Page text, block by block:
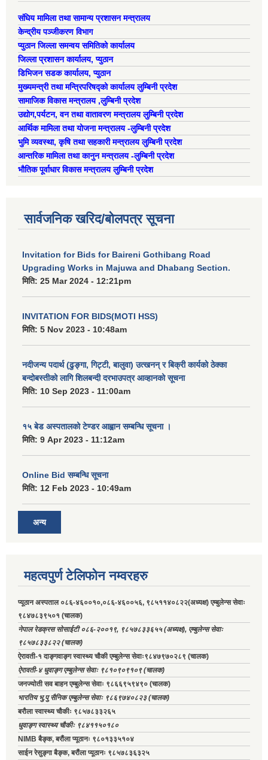
संघिय मामिला तथा सामान्य प्रशासन मन्त्रालय
केन्द्रीय पञ्जीकरण विभाग
प्युठान जिल्ला समन्वय समितिको कार्यालय
जिल्ला प्रशासन कार्यालय, प्युठान
डिभिजन सडक कार्यालय, प्युठान
मुख्यमन्त्री तथा मन्त्रिपरिषद्को कार्यालय लुम्बिनी प्रदेश
सामाजिक विकास मन्त्रालय ,लुम्बिनी प्रदेश
उद्याेग,पर्यटन, वन तथा वातावरण मन्त्रालय लुम्बिनी प्रदेश
आर्थिक मामिला तथा योजना मन्त्रालय -लुम्बिनी प्रदेश
भुमि व्यवस्था, कृषि तथा सहकारी मन्त्रालय लुम्बिनी प्रदेश
आन्तरिक मामिला तथा कानुन मन्त्रालय -लुम्बिनी प्रदेश
भौतिक पूर्वाधार विकास मन्त्रालय लुम्बिनी प्रदेश
सार्वजनिक खरिद/बोलपत्र सूचना
Invitation for Bids for Baireni Gothibang Road
Upgrading Works in Majuwa and Dhabang Section.
मिति: 25 Mar 2024 - 12:21pm
INVITATION FOR BIDS(MOTI HSS)
मिति: 5 Nov 2023 - 10:48am
नदीजन्य पदार्थ (ढुङ्गा, गिट्टी, बालुवा) उत्खनन् र बिक्री कार्यको ठेक्का
बन्दोबस्तीको लागि शिलबन्दी दरभाउपत्र आव्हानको सूचना
मिति: 10 Sep 2023 - 11:00am
१५ बेड अस्पतालको टेण्डर आह्वान सम्बन्धि सूचना ।
मिति: 9 Apr 2023 - 11:12am
Online Bid सम्बन्धि सूचना
मिति: 12 Feb 2023 - 10:49am
अन्य
महत्वपुर्ण टेलिफोन नम्वरहरु
प्यूठान अस्पताल ०८६-४६००१०,०८६-४६००५६, ९८५११४०८२२(अध्यक्ष) एम्बुलेन्स सेवाः
९८४७८३९५०१ (चालक)
नेपाल रेडक्रस सोसाईटी ०८६-२००१९, ९८५७८३३६५५ (अध्यक्ष), एम्बुलेन्स सेवाः
९८५७८३३८२२ (चालक)
ऐरावती-१ दाङ्गवाङ्ग स्वास्थ्य चौकी एम्बुलेन्स सेवाः९८४७९७०२८९ (चालक)
ऐरावती-४ धुवाङ्ग एम्बुलेन्स सेवाः ९८१०९०९१०९ (चालक)
जनज्योती सव बाहन एम्बुलेन्स सेवाः ९८६६९५९४९० (चालक)
भारतिय भु.पु सैनिक एम्बुलेन्स सेवाः ९८६९७४०८२३ (चालक)
बरौला स्वास्थ्य चौकीः ९८५७८३३२६५
धुवाङ्ग स्वास्थ्य चौकीः ९८४११५०१८०
NIMB बैङ्क, बरौंला प्यूठानः ९८०१३३५१०४
साईन रेसुङ्गा बैङ्क, बरौंला प्यूठानः ९८५७८३६३२५